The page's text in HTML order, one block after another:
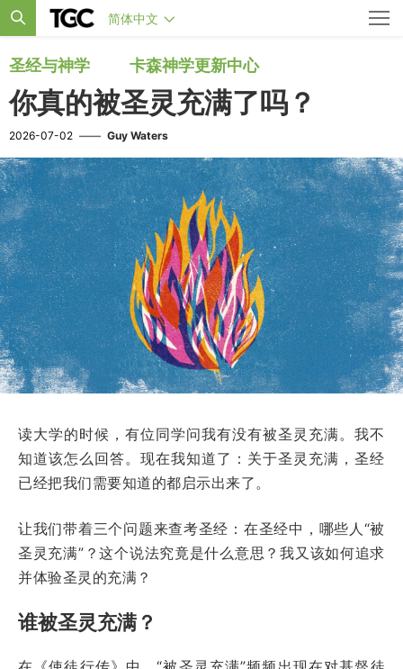
简体中文
圣经与神学 卡森神学更新中心
你真的被圣灵充满了吗？
2026-07-02 —— Guy Waters
读大学的时候，有位同学问我有没有被圣灵充满。我不
知道该怎么回答。现在我知道了：关于圣灵充满，圣经
已经把我们需要知道的都启示出来了。
让我们带着三个问题来查考圣经：在圣经中，哪些人“被
圣灵充满”？这个说法究竟是什么意思？我又该如何追求
并体验圣灵的充满？
谁被圣灵充满？